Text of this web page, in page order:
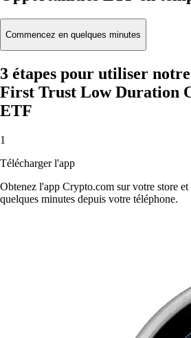
Commencez en quelques minutes
3 étapes pour utiliser
First Trust Low Duration
ETF
1
Télécharger l'app
Obtenez l'app Crypto.com sur votre store
quelques minutes depuis votre téléphone.